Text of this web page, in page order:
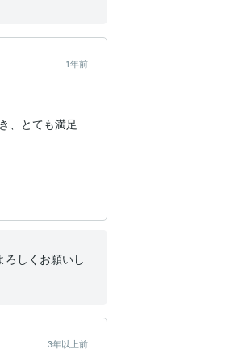
1年前
、とても満足
しくお願いし
3年以上前